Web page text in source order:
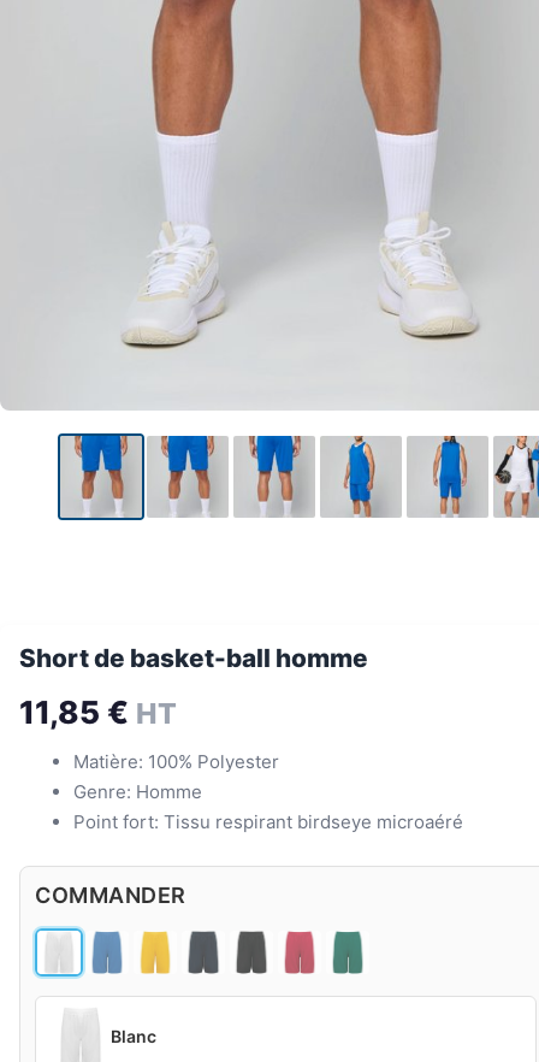
Short de basket-ball homme
11,85 € HT
Matière: 100% Polyester
Genre: Homme
Point fort: Tissu respirant birdseye microaéré
COMMANDER
Blanc